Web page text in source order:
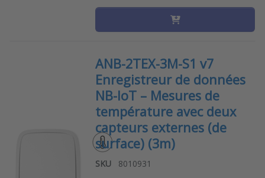
ANB-2TEX-3M-S1 v7
Enregistreur de données
NB-IoT – Mesures de
température avec deux
capteurs externes (de
surface) (3m)
SKU 8010931